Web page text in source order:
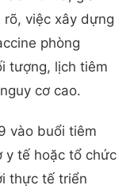
việc xây dựng
phòng
tượng, lịch tiêm
cơ cao.
vào buổi tiêm
y tế hoặc tổ chức
thực tế triển